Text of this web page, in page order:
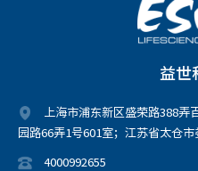
益世
上海市浦东新区盛荣路388
园路66弄1号601室；江苏省太仓
4000992655